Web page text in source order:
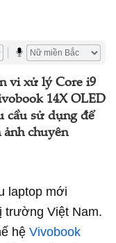
vi xử lý Core i9
14X OLED
cầu sử dụng để
ảnh chuyên
laptop mới
trường Việt Nam.
hệ Vivobook